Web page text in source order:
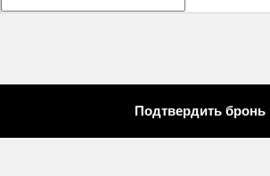
Подтвердить бронь